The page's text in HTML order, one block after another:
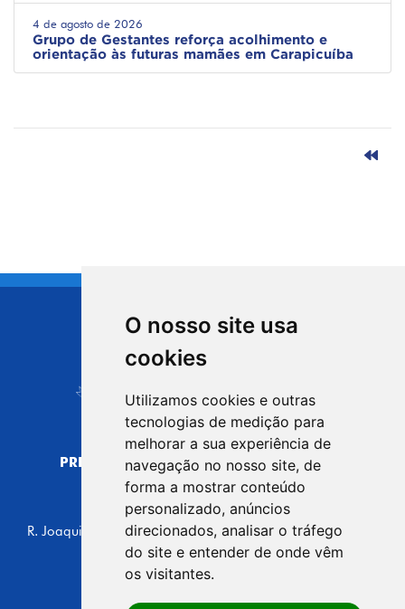
O nosso site usa
cookies
Utilizamos cookies e outras
tecnologias de medição para
melhorar a sua experiência de
navegação no nosso site, de
forma a mostrar conteúdo
personalizado, anúncios
direcionados, analisar o tráfego
do site e entender de onde vêm
os visitantes.
4 de agosto de 2026
Grupo de Gestantes reforça acolhimento e
orientação às futuras mamães em Carapicuíba
CIDADE DE
Carapicuíba
PREFEITURA MUNICIPAL DE CARAPICUÍBA
CNPJ: 44.892.693/0001-40
CENTRO ADMINISTRATIVO
R. Joaquim das Neves, 211 - Vila Caldas, Carapicuíba/SP
CEP: 06310-030, Brasil
Telefone: 4164-5500
GABINETE DO PREFEITO